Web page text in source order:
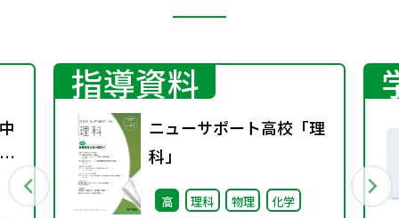
指導資料
ニューサポート高校「理
科」
高 理科 物理
化学